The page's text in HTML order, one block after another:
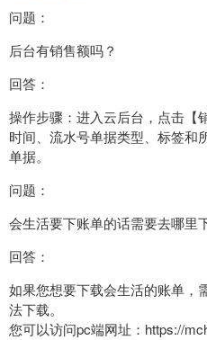
问题：
后台有销售额吗？
回答：
操作步骤：进入云后台，点击【
时间、流水号单据类型、标签和
单据。
问题：
会生活要下账单的话需要去哪里
回答：
如果您想要下载会生活的账单，
法下载。
您可以访问pc端网址：https://